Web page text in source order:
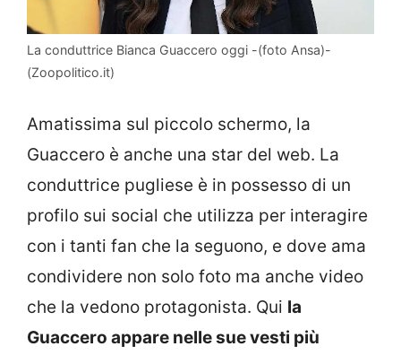
La conduttrice Bianca Guaccero oggi -(foto Ansa)-
(Zoopolitico.it)
Amatissima sul piccolo schermo, la
Guaccero è anche una star del web. La
conduttrice pugliese è in possesso di un
profilo sui social che utilizza per interagire
con i tanti fan che la seguono, e dove ama
condividere non solo foto ma anche video
che la vedono protagonista. Qui la
Guaccero appare nelle sue vesti più